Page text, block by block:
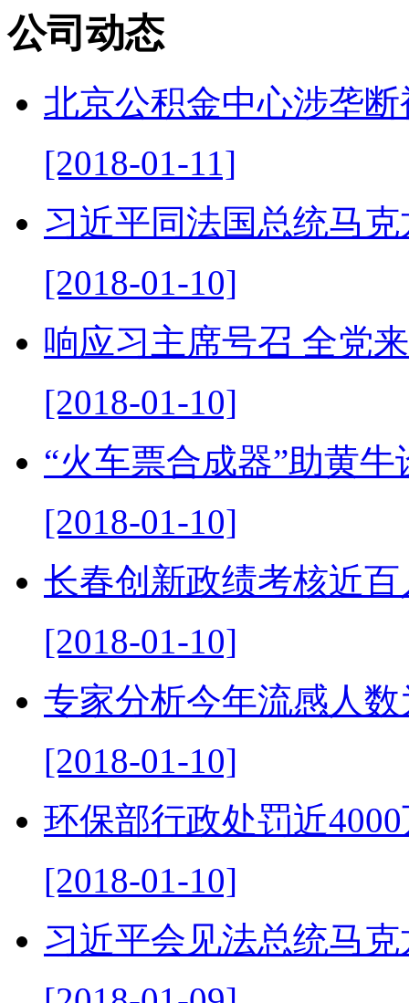
公司动态
北京公积金中心涉垄断
[2018-01-11]
习近平同法国总统马
[2018-01-10]
响应习主席号召 全党
[2018-01-10]
“火车票合成器”助黄
[2018-01-10]
长春创新政绩考核近
[2018-01-10]
专家分析今年流感人
[2018-01-10]
环保部行政处罚近
[2018-01-10]
习近平会见法总统马